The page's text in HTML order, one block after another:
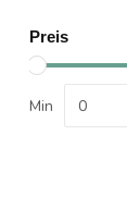
Preis
Min